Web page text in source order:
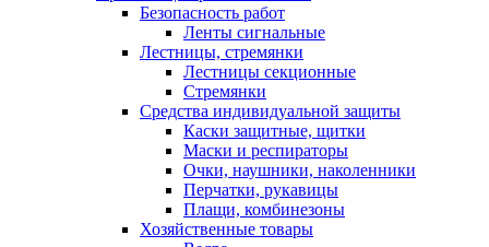
Безопасность работ
Ленты сигнальные
Лестницы, стремянки
Лестницы секционные
Стремянки
Средства индивидуальной защиты
Каски защитные, щитки
Маски и респираторы
Очки, наушники, наколенники
Перчатки, рукавицы
Плащи, комбинезоны
Хозяйственные товары